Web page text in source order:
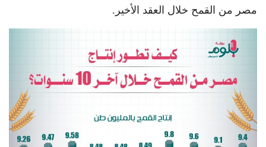
مصر من القمح خلال العقد الأخير.